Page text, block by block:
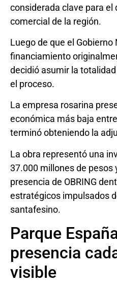
considerada clave para el
comercial de la región.
Luego de que el Gobierno
financiamiento
decidió asumir la
el proceso.
La empresa rosarina
económica más baja
terminó obteniendo la
La obra representó una
37.000 millones de pesos
presencia de OBRING
estratégicos impulsados
santafesino.
Parque
presencia
visible